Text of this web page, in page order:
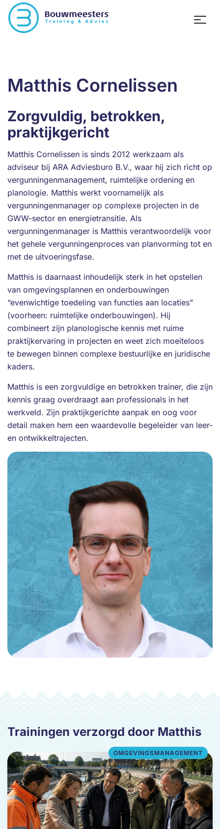
Matthis Cornelissen
Zorgvuldig, betrokken,
praktijkgericht
Matthis Cornelissen is sinds 2012 werkzaam als
adviseur bij ARA Adviesburo B.V., waar hij zich richt op
vergunningenmanagement, ruimtelijke ordening en
planologie. Matthis werkt voornamelijk als
vergunningenmanager op complexe projecten in de
GWW-sector en energietransitie. Als
vergunningenmanager is Matthis verantwoordelijk voor
het gehele vergunningenproces van planvorming tot en
met de uitvoeringsfase.
Matthis is daarnaast inhoudelijk sterk in het opstellen
van omgevingsplannen en onderbouwingen
“evenwichtige toedeling van functies aan locaties”
(voorheen: ruimtelijke onderbouwingen). Hij
combineert zijn planologische kennis met ruime
praktijkervaring in projecten en weet zich moeiteloos
te bewegen binnen complexe bestuurlijke en juridische
kaders.
Matthis is een zorgvuldige en betrokken trainer, die zijn
kennis graag overdraagt aan professionals in het
werkveld. Zijn praktijkgerichte aanpak en oog voor
detail maken hem een waardevolle begeleider van leer-
en ontwikkeltrajecten.
Trainingen verzorgd door Matthis
OMGEVINGSMANAGEMENT